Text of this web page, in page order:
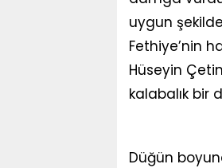
uygun
Fethiye’nin
Hüseyin
kalabalık bir
Düğün